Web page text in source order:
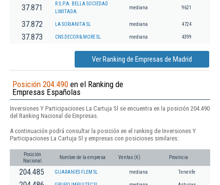
37.871
R.S.P.A. BELLA SOCIEDAD
LIMITADA.
mediana 9621
37.872 LA SORIANITA SL mediana 4724
37.873 CNS DECOR & MORE SL. mediana 4399
Ver Ranking de Empresas de Madrid
Posición 204.490 en el Ranking de
Empresas Españolas
Inversiones Y Participaciones La Cartuja Sl se encuentra en la posición 204.490
del Ranking Nacional de Empresas.
A continuación podrá consultar la posición en el ranking de Inversiones Y
Participaciones La Cartuja Sl y empresas con posiciones similares:
Posición
Nacional
Nombre de la empresa Ventas (€) Provincia
204.485 GUARANIES FLEM SL mediana Tenerife